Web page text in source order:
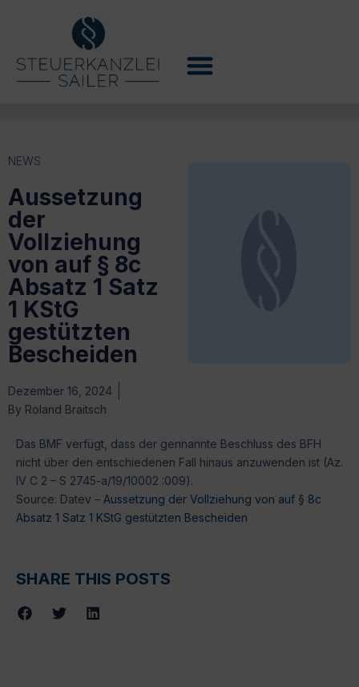
NEWS
Aussetzung
der
Vollziehung
von auf § 8c
Absatz 1 Satz
1 KStG
gestützten
Bescheiden
Dezember 16, 2024
By Roland Braitsch
Das BMF verfügt, dass der gennannte Beschluss des BFH
nicht über den entschiedenen Fall hinaus anzuwenden ist (Az.
IV C 2 – S 2745-a/19/10002 :009).
Source: Datev – Aussetzung der Vollziehung von auf § 8c
Absatz 1 Satz 1 KStG gestützten Bescheiden
SHARE THIS POSTS